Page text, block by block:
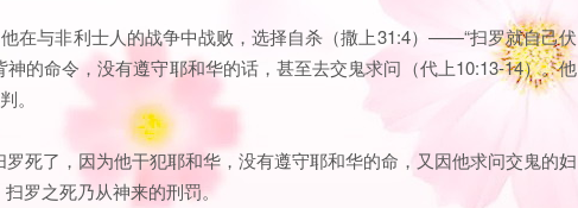
在与非利士人的战争中战败，选择自杀（撒上31:4）——“扫罗就自己伏
的命令，没有遵守耶和华的话，甚至去交鬼求问（代上10:13-14）。他
。
死了，因为他干犯耶和华，没有遵守耶和华的命，又因他求问交鬼的妇
罗之死乃从神来的刑罚。